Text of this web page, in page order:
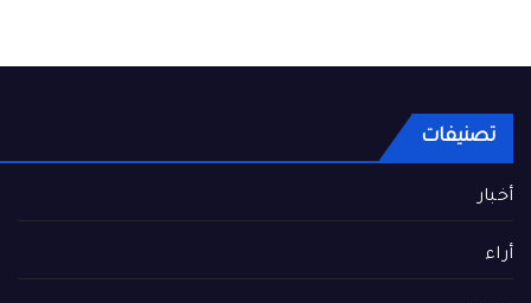
تصنيفات
أخبار
أراء